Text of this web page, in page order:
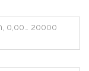
0,00… 20000